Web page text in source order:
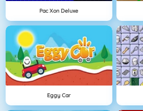
Pac Xon Deluxe
Eggy Car